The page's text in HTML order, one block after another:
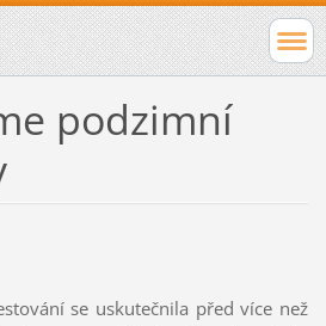
podzimní
se uskutečnila před více než